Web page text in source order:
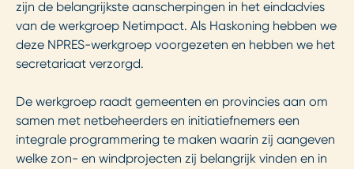
zijn de belangrijkste aanscherpingen in het eindadvies
van de werkgroep Netimpact. Als Haskoning hebben we
deze NPRES-werkgroep voorgezeten en hebben we het
secretariaat verzorgd.
De werkgroep raadt gemeenten en provincies aan om
samen met netbeheerders en initiatiefnemers een
integrale programmering te maken waarin zij aangeven
welke zon- en windprojecten zij belangrijk vinden en in